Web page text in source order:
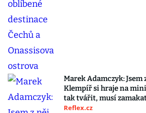
Marek Adamczyk: Jsem
Klempíř si hraje na
tak tvářit, musí
Reflex.cz